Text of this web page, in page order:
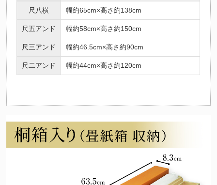
尺八横 幅約65cm×高さ約138cm
尺五アンド 幅約58cm×高さ約150cm
尺三アンド 幅約46.5cm×高さ約90cm
尺二アンド 幅約44cm×高さ約120cm